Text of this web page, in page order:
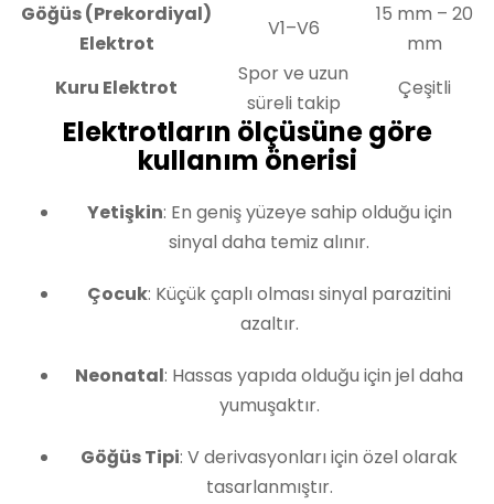
Göğüs (Prekordiyal)
Elektrot
V1–V6
15 mm – 20
mm
Kuru Elektrot
Spor ve uzun
süreli takip
Çeşitli
Elektrotların ölçüsüne göre
kullanım önerisi
Yetişkin: En geniş yüzeye sahip olduğu için
sinyal daha temiz alınır.
Çocuk: Küçük çaplı olması sinyal parazitini
azaltır.
Neonatal: Hassas yapıda olduğu için jel daha
yumuşaktır.
Göğüs Tipi: V derivasyonları için özel olarak
tasarlanmıştır.